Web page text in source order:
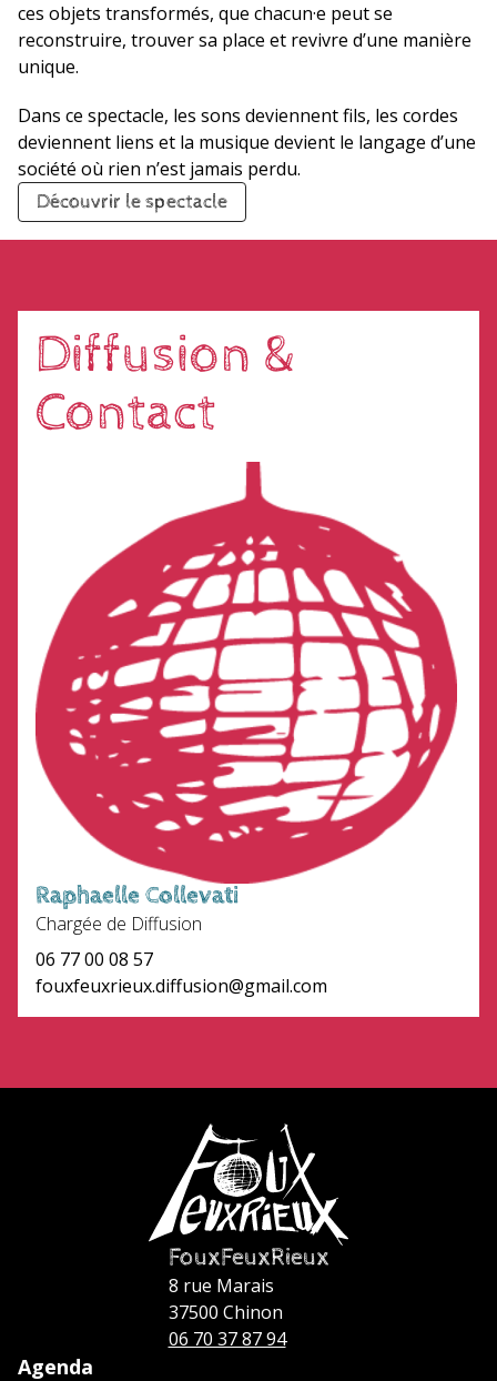
ces objets transformés, que chacun·e peut se
reconstruire, trouver sa place et revivre d’une manière
unique.
Dans ce spectacle, les sons deviennent fils, les cordes
deviennent liens et la musique devient le langage d’une
société où rien n’est jamais perdu.
Découvrir le spectacle
Diffusion &
Contact
Raphaelle Collevati
Chargée de Diffusion
06 77 00 08 57
fouxfeuxrieux.diffusion@gmail.com
FouxFeuxRieux
8 rue Marais
37500 Chinon
06 70 37 87 94
Agenda